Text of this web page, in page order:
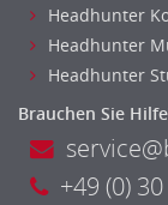
Sicherheit
Banken,
Investment-
Kreditanalyse
Headhunter
Headhunter
Headhunter
Brauchen Sie
+49 (0)